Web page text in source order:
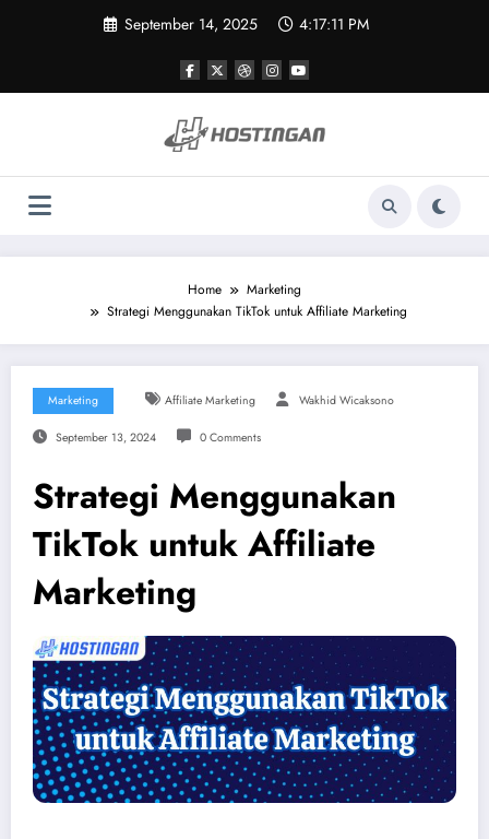
September 14, 2025 4:17:11 PM
Home
Marketing
Strategi Menggunakan TikTok untuk Affiliate Marketing
Marketing Affiliate Marketing Wakhid Wicaksono
September 13, 2024 0 Comments
Strategi Menggunakan
TikTok untuk Affiliate
Marketing